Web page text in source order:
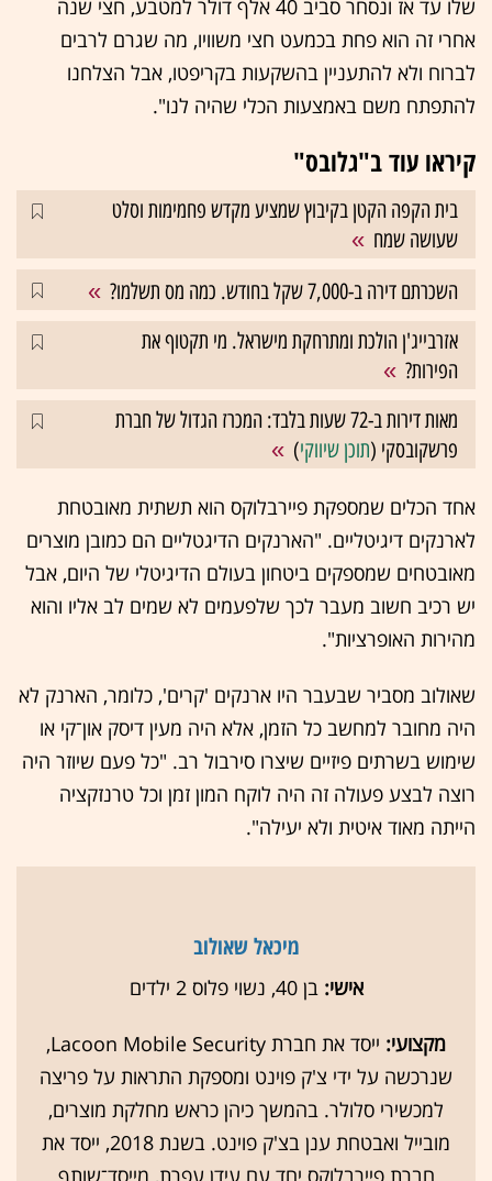
שלו עד אז ונסחר סביב 40 אלף דולר למטבע, חצי שנה
אחרי זה הוא פחת בכמעט חצי משוויו, מה שגרם לרבים
לברוח ולא להתעניין בהשקעות בקריפטו, אבל הצלחנו
להתפתח משם באמצעות הכלי שהיה לנו".
קיראו עוד ב"גלובס"
בית הקפה הקטן בקיבוץ שמציע מקדש פחמימות וסלט
שעושה שמח
השכרתם דירה ב-7,000 שקל בחודש. כמה מס תשלמו?
אזרבייג'ן הולכת ומתרחקת מישראל. מי תקטוף את
הפירות?
מאות דירות ב-72 שעות בלבד: המכרז הגדול של חברת
פרשקובסקי (תוכן שיווקי)
אחד הכלים שמספקת פיירבלוקס הוא תשתית מאובטחת
לארנקים דיגיטליים. "הארנקים הדיגטליים הם כמובן מוצרים
מאובטחים שמספקים ביטחון בעולם הדיגיטלי של היום, אבל
יש רכיב חשוב מעבר לכך שלפעמים לא שמים לב אליו והוא
מהירות האופרציות".
שאולוב מסביר שבעבר היו ארנקים 'קרים', כלומר, הארנק לא
היה מחובר למחשב כל הזמן, אלא היה מעין דיסק און־קי או
שימוש בשרתים פיזיים שיצרו סירבול רב. "כל פעם שיוזר היה
רוצה לבצע פעולה זה היה לוקח המון זמן וכל טרנזקציה
הייתה מאוד איטית ולא יעילה".
מיכאל שאולוב
אישי:בן 40, נשוי פלוס 2 ילדים
מקצועי:
ייסד את חברת Lacoon Mobile Security,
שנרכשה על ידי צ'ק פוינט ומספקת התראות על פריצה
למכשירי סלולר. בהמשך כיהן כראש מחלקת מוצרים,
מובייל ואבטחת ענן בצ'ק פוינט. בשנת 2018, ייסד את